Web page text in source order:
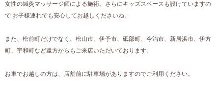
女性の鍼灸マッサージ師による施術、さらにキッズスペースも設けていますの
で お子様連れでも安心してお越しくださいね。
また、松前町だけでなく、松山市、伊予市、砥部町、今治市、新居浜市、伊方
町、宇和町など遠方からもご来店いただいております。
お車でお越しの方は、店舗前に駐車場がありますのでご利用ください。